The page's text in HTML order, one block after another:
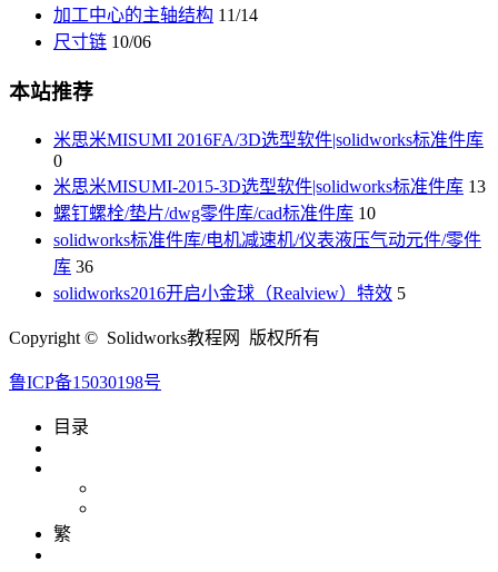
加工中心的主轴结构 11/14
尺寸链 10/06
本站推荐
米思米MISUMI 2016FA/3D选型软件|solidworks标准件库
0
米思米MISUMI-2015-3D选型软件|solidworks标准件库 13
螺钉螺栓/垫片/dwg零件库/cad标准件库 10
solidworks标准件库/电机减速机/仪表液压气动元件/零件
库 36
solidworks2016开启小金球（Realview）特效 5
Copyright © Solidworks教程网 版权所有
鲁ICP备15030198号
目录
繁